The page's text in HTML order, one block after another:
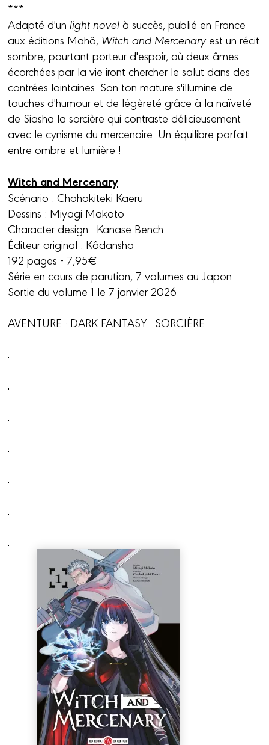
***
Adapté d'unlight novelà succès, publié en France
aux éditions Mahô, Witch and Mercenary est un récit
sombre, pourtant porteur d'espoir, où deux âmes
écorchées par la vie iront chercher le salut dans des
contrées lointaines. Son ton mature s'illumine de
touches d'humour et de légèreté grâce à la naïveté
de Siasha la sorcière qui contraste délicieusement
avec le cynisme du mercenaire. Un équilibre parfait
entre ombre et lumière !
Witch and Mercenary
Scénario : Chohokiteki Kaeru
Dessins : Miyagi Makoto
Character design : Kanase Bench
Éditeur original : Kôdansha
192 pages - 7,95€
Série en cours de parution, 7 volumes au Japon
Sortie du volume 1 le 7 janvier 2026
AVENTURE · DARK FANTASY · SORCIÈRE